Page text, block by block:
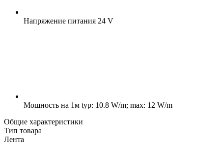
Напряжение питания 24 V
Мощность на 1м typ: 10.8 W/m; max: 12 W/m
Общие характеристики
Тип товара
Лента